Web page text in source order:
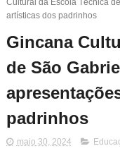
Cultural da Escola Técnica
artísticas dos padrinhos
Gincana
de São
padrinhos
maio 30, 2024